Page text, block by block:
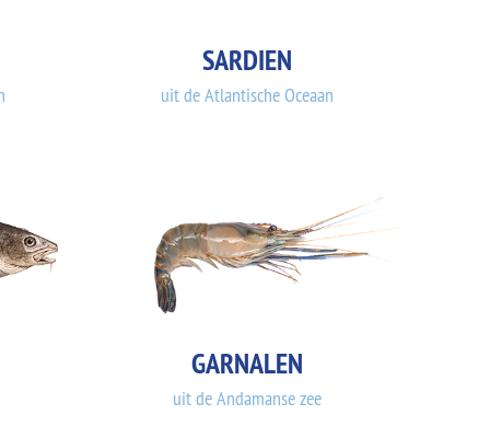
SARDIEN
uit de Atlantische Oceaan
GARNALEN
uit de Andamanse zee